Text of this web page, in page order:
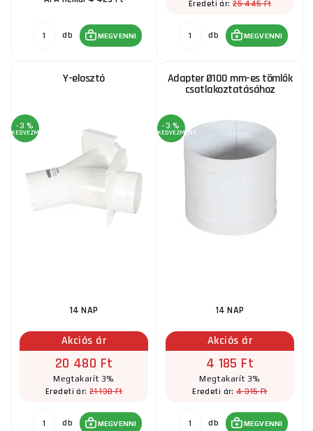
db MEGVENNI
Eredeti ár:25 445 Ft
db MEGVENNI
Y-elosztó
-3 %
KEDVEZMÉNY
14 NAP
Akciós ár
20 480 Ft
Megtakarít 3%
Eredeti ár:21 130 Ft
db MEGVENNI
Adapter Ø100 mm-es tömlők
csatlakoztatásához
-3 %
KEDVEZMÉNY
14 NAP
Akciós ár
4 185 Ft
Megtakarít 3%
Eredeti ár:4 315 Ft
db MEGVENNI